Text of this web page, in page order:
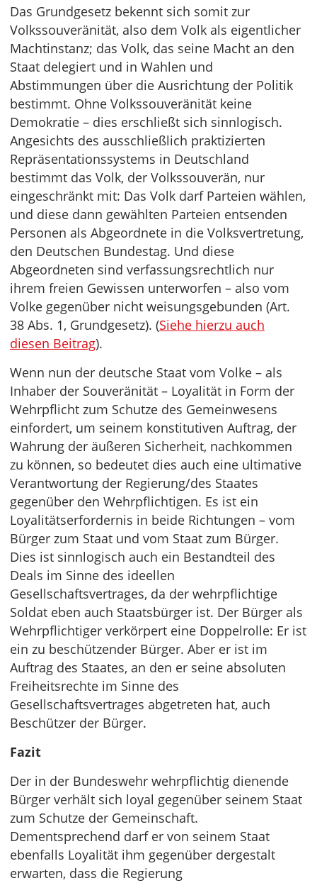
Das Grundgesetz bekennt sich somit zur
Volkssouveränität, also dem Volk als eigentlicher
Machtinstanz; das Volk, das seine Macht an den
Staat delegiert und in Wahlen und
Abstimmungen über die Ausrichtung der Politik
bestimmt. Ohne Volkssouveränität keine
Demokratie – dies erschließt sich sinnlogisch.
Angesichts des ausschließlich praktizierten
Repräsentationssystems in Deutschland
bestimmt das Volk, der Volkssouverän, nur
eingeschränkt mit: Das Volk darf Parteien wählen,
und diese dann gewählten Parteien entsenden
Personen als Abgeordnete in die Volksvertretung,
den Deutschen Bundestag. Und diese
Abgeordneten sind verfassungsrechtlich nur
ihrem freien Gewissen unterworfen – also vom
Volke gegenüber nicht weisungsgebunden (Art.
38 Abs. 1, Grundgesetz). (Siehe hierzu auch
diesen Beitrag).
Wenn nun der deutsche Staat vom Volke – als
Inhaber der Souveränität – Loyalität in Form der
Wehrpflicht zum Schutze des Gemeinwesens
einfordert, um seinem konstitutiven Auftrag, der
Wahrung der äußeren Sicherheit, nachkommen
zu können, so bedeutet dies auch eine ultimative
Verantwortung der Regierung/des Staates
gegenüber den Wehrpflichtigen. Es ist ein
Loyalitätserfordernis in beide Richtungen – vom
Bürger zum Staat und vom Staat zum Bürger.
Dies ist sinnlogisch auch ein Bestandteil des
Deals im Sinne des ideellen
Gesellschaftsvertrages, da der wehrpflichtige
Soldat eben auch Staatsbürger ist. Der Bürger als
Wehrpflichtiger verkörpert eine Doppelrolle: Er ist
ein zu beschützender Bürger. Aber er ist im
Auftrag des Staates, an den er seine absoluten
Freiheitsrechte im Sinne des
Gesellschaftsvertrages abgetreten hat, auch
Beschützer der Bürger.
Fazit
Der in der Bundeswehr wehrpflichtig dienende
Bürger verhält sich loyal gegenüber seinem Staat
zum Schutze der Gemeinschaft.
Dementsprechend darf er von seinem Staat
ebenfalls Loyalität ihm gegenüber dergestalt
erwarten, dass die Regierung